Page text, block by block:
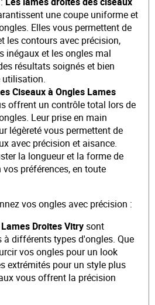
une coupe uniforme et
Elles vous permettent de
les contours avec précision,
inégaux et les ongles mal
résultats soignés et bien
utilisation.
Ciseaux à Ongles Lames
offrent un contrôle total lors de
Leur prise en main
légèreté vous permettent de
avec précision et aisance.
la longueur et la forme de
préférences, en toute
vos ongles avec précision :
Droites Vitrysont
différents types d'ongles. Que
vos ongles pour un look
extrémités pour un style plus
vous offrent la précision